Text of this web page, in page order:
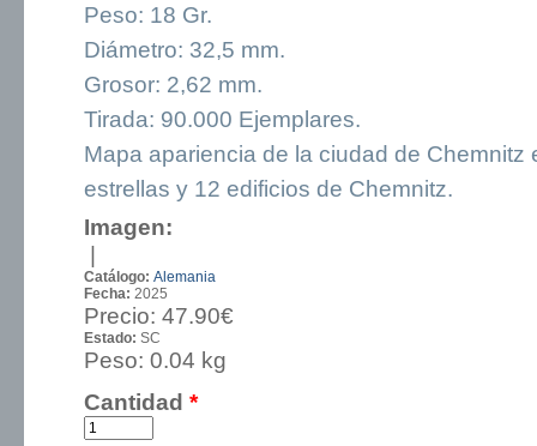
Peso: 18 Gr.
Diámetro: 32,5 mm.
Grosor: 2,62 mm.
Tirada: 90.000 Ejemplares.
Mapa apariencia de la ciudad de Chemnitz
estrellas y 12 edificios de Chemnitz.
Imagen:
|
Catálogo: Alemania
Fecha: 2025
Precio: 47.90€
Estado: SC
Peso: 0.04 kg
Cantidad *